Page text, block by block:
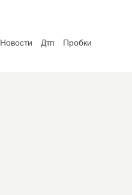
Новости Дтп
Пробки